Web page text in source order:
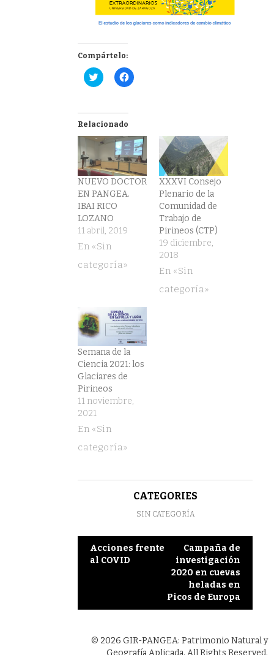
Compártelo:
Haz
clic
Twitter
(Se
en
una
ventana
nueva)
Haz
clic
en
una
ventana
nueva)
Relacionado
NUEVO DOCTOR
EN PANGEA.
IBAI RICO
LOZANO
11 abril, 2019
En «Sin
categoría»
XXXVI Consejo
Plenario de la
Comunidad de
Trabajo de
Pirineos (CTP)
19 diciembre,
2018
En «Sin
categoría»
Semana de la
Ciencia 2021: los
Glaciares de
Pirineos
11 noviembre,
2021
En «Sin
categoría»
CATEGORIES
SIN CATEGORÍA
Post
navigation
Acciones frente
al COVID
Campaña de
investigación
2020 en cuevas
heladas en
Picos de Europa
© 2026 GIR-PANGEA: Patrimonio Natural y